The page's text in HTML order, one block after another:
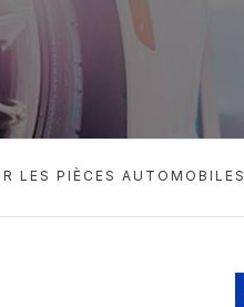
LES PIÈCES AUTOMOBILES